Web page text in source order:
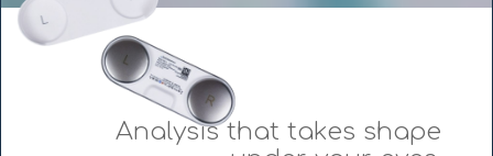
Analysis that takes shape